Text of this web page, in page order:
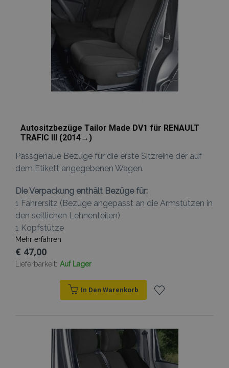
Autositzbezüge Tailor Made DV1 für RENAULT
TRAFIC III (2014→)
Passgenaue Bezüge für die erste Sitzreihe der auf
dem Etikett angegebenen Wagen.
Die Verpackung enthält Bezüge für:
1 Fahrersitz (Bezüge angepasst an die Armstützen in
den seitlichen Lehnenteilen)
1 Kopfstütze
Mehr erfahren
€ 47,00
Lieferbarkeit: Auf Lager
In Den Warenkorb
Wunschliste
hinzufügen